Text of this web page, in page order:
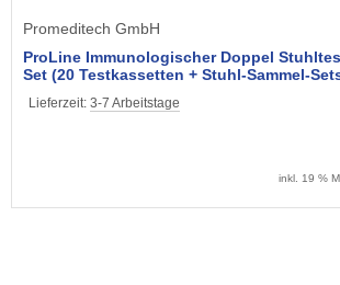
Promeditech GmbH
ProLine Immunologischer Doppel Stuhltest HB-HP
Set (20 Testkassetten + Stuhl-Sammel-
Lieferzeit: 3-7 Arbeitstage
inkl. 19 %